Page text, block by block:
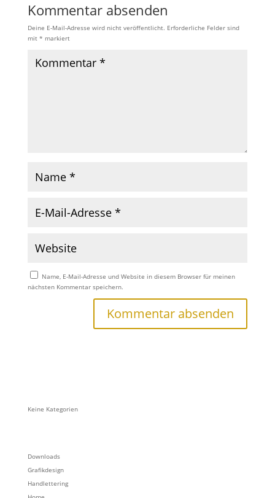
Kommentar absenden
Deine E-Mail-Adresse wird nicht veröffentlicht. Erforderliche Felder sind
mit * markiert
Name, E-Mail-Adresse und Website in diesem Browser für meinen
nächsten Kommentar speichern.
Keine Kategorien
Downloads
Grafikdesign
Handlettering